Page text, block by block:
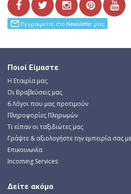
Ποιοί Είμαστε
Η Εταιρία μας
Οι Βραβεύσεις μας
6 Λόγοι που μας προτιμούν
Πληροφορίες Πληρωμών
Τι είπαν οι ταξιδιώτες μας
Γράψτε & αξιολογήστε την εμπειρία σας
Επικοινωνία
Incoming Services
Δείτε ακόμα